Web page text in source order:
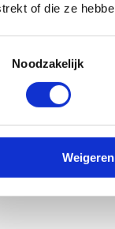
of die ze
Noodzakelijk
Weigeren
voor gebruikt?
met een
komt als